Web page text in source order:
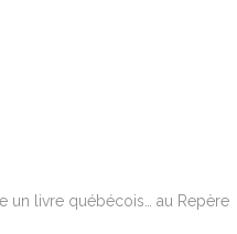
un livre québécois… au Repère